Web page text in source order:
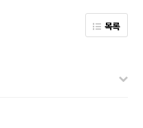
목록